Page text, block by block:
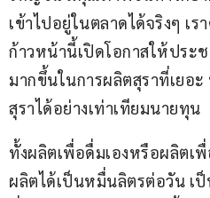
เข้าไปอยู่ในตลาดได้จริงๆ เร
ก้าวหน้านี้เปิดโอกาสให้ประ
มากขึ้นในการผลิตสุราที่เยอะ
สุราได้อย่างเท่าเทียมนายทุน
ทั้งผลิตเพื่อดื่มเองหรือผลิตเพื่
ผลิตได้เป็นหมื่นลิตรต่อวัน เ